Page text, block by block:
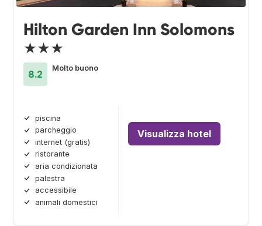
Hilton Garden Inn Solomons
★★★
8.2
Molto buono
piscina
parcheggio
internet (gratis)
ristorante
aria condizionata
palestra
accessibile
animali domestici
Visualizza hotel